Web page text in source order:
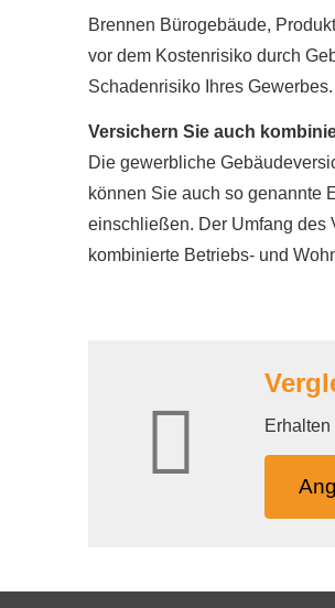
Brennen Bürogebäude,
vor dem Kostenrisiko durch
Schadenrisiko Ihres Gewerbes.
Versichern Sie auch
Die gewerbliche
können Sie auch so genannte
einschließen. Der Umfang des
kombinierte Betriebs- und